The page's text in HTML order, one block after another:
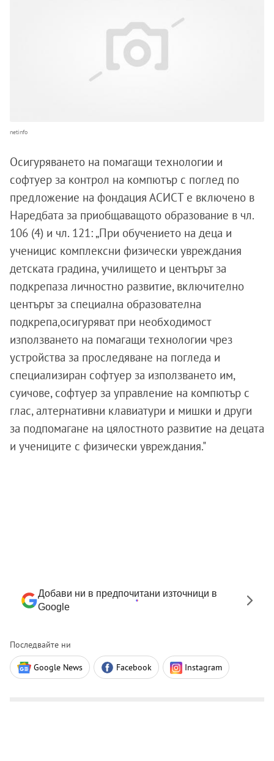
netinfo
Осигуряването на помагащи технологии и
софтуер за контрол на компютър с поглед по
предложение на фондация АСИСТ е включено в
Наредбата за приобщаващото образование в чл.
106 (4) и чл. 121: „При обучението на деца и
ученицис комплексни физически увреждания
детската градина, училището и центърът за
подкрепаза личностно развитие, включително
центърът за специална образователна
подкрепа,осигуряват при необходимост
използването на помагащи технологии чрез
устройства за проследяване на погледа и
специализиран софтуер за използването им,
суичове, софтуер за управление на компютър с
глас, алтернативни клавиатури и мишки и други
за подпомагане на цялостното развитие на децата
и учениците с физически увреждания."
Добави ни в предпочитани източници в
Google
Последвайте ни
Google News Facebook Instagram